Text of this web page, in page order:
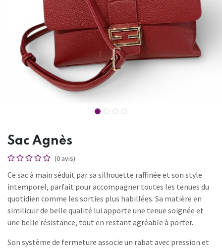
Sac Agnès
(0 avis)
Ce sac à main séduit par sa silhouette raffinée et son style
intemporel, parfait pour accompagner toutes les tenues du
quotidien comme les sorties plus habillées. Sa matière en
similicuir de belle qualité lui apporte une tenue soignée et
une belle résistance, tout en restant agréable à porter.
Son système de fermeture associe un rabat avec pression et